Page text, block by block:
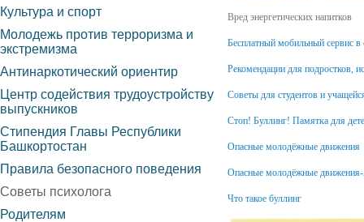
Вред энергетических напитков
Бесплатный мобильный сервис в
Рекомендации для подростков,
Советы для студентов и
Стоп! Буллинг! Памятка для
Опасные молодёжные движения
Опасные молодёжные
Что такое буллинг
Культура и спорт
Молодежь против терроризма и
экстремизма
Антинаркотический ориентир
Центр содействия трудоустройству
выпускников
Стипендия Главы Республики
Башкортостан
Правила безопасного поведения
Советы психолога
Родителям